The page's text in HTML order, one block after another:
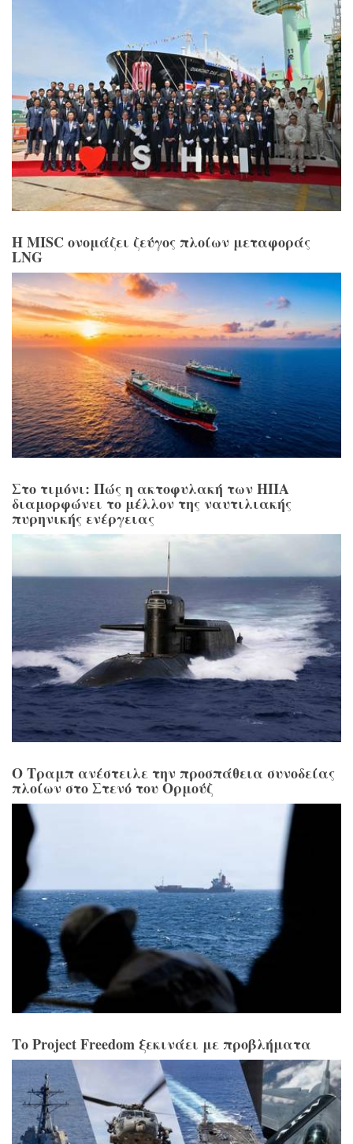
Η MISC ονομάζει ζεύγος πλοίων μεταφοράς
LNG
Στο τιμόνι: Πώς η ακτοφυλακή των ΗΠΑ
διαμορφώνει το μέλλον της ναυτιλιακής
πυρηνικής ενέργειας
Ο Τραμπ ανέστειλε την προσπάθεια συνοδείας
πλοίων στο Στενό του Ορμούζ
Το Project Freedom ξεκινάει με προβλήματα